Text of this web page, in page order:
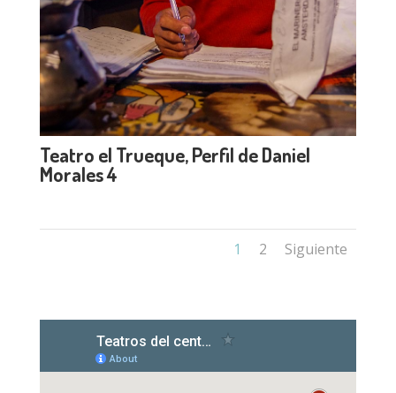
Teatro el Trueque, Perfil de Daniel
Morales 4
1 2 Siguiente